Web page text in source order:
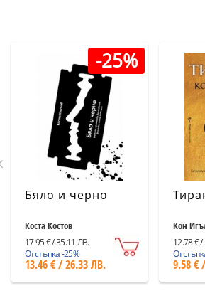
-25%
Бяло и черно
Коста Костов
17.95 € / 35.11 ЛВ.
Отстъпка -25%
13.46 € / 26.33 ЛВ.
Кон
12.78 €
9.58 €